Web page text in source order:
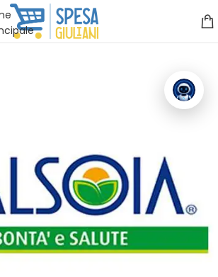
Clicca qui e ti richiamiamo noi